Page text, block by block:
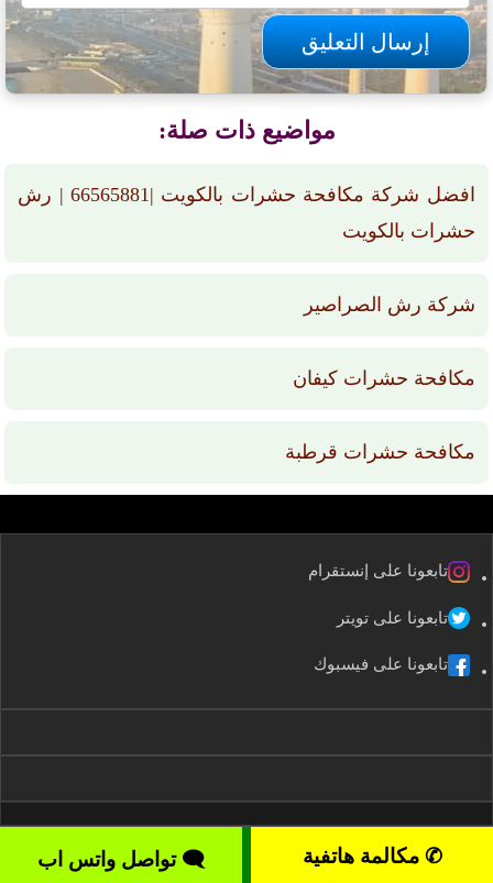
مواضيع ذات صلة:
افضل شركة مكافحة حشرات بالكويت |66565881 | رش
حشرات بالكويت
شركة رش الصراصير
مكافحة حشرات كيفان
مكافحة حشرات قرطبة
تابعونا على إنستقرام
تابعونا على تويتر
تابعونا على فيسبوك
2008-2026 kuwaitservices – موقع خدمات الكويت All rights reserved ©
✆ مكالمة هاتفية 🗨 تواصل واتس اب